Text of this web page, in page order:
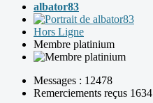
albator83
Hors Ligne
Membre platinium
Messages : 12478
Remerciements reçus 1634